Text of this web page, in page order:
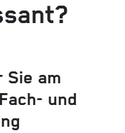
Sie am
und